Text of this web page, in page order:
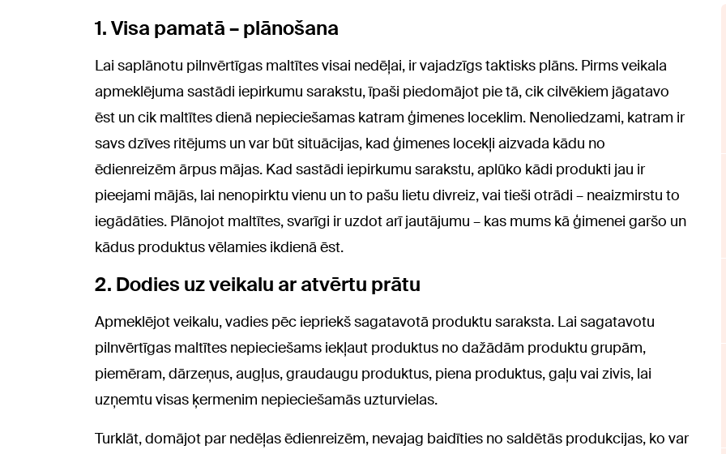
1. Visa pamatā – plānošana
Lai saplānotu pilnvērtīgas maltītes visai nedēļai, ir vajadzīgs taktisks plāns. Pirms veikala
apmeklējuma sastādi iepirkumu sarakstu, īpaši piedomājot pie tā, cik cilvēkiem jāgatavo
ēst un cik maltītes dienā nepieciešamas katram ģimenes loceklim. Nenoliedzami, katram ir
savs dzīves ritējums un var būt situācijas, kad ģimenes locekļi aizvada kādu no
ēdienreizēm ārpus mājas. Kad sastādi iepirkumu sarakstu, aplūko kādi produkti jau ir
pieejami mājās, lai nenopirktu vienu un to pašu lietu divreiz, vai tieši otrādi – neaizmirstu to
iegādāties. Plānojot maltītes, svarīgi ir uzdot arī jautājumu – kas mums kā ģimenei garšo un
kādus produktus vēlamies ikdienā ēst.
2. Dodies uz veikalu ar atvērtu prātu
Apmeklējot veikalu, vadies pēc iepriekš sagatavotā produktu saraksta. Lai sagatavotu
pilnvērtīgas maltītes nepieciešams iekļaut produktus no dažādām produktu grupām,
piemēram, dārzeņus, augļus, graudaugu produktus, piena produktus, gaļu vai zivis, lai
uzņemtu visas ķermenim nepieciešamās uzturvielas.
Turklāt, domājot par nedēļas ēdienreizēm, nevajag baidīties no saldētās produkcijas, ko var